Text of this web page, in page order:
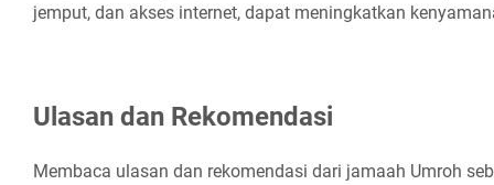
jemput, dan akses internet, dapat meningkatkan
Ulasan dan Rekomendasi
Membaca ulasan dan rekomendasi dari jamaah Umroh